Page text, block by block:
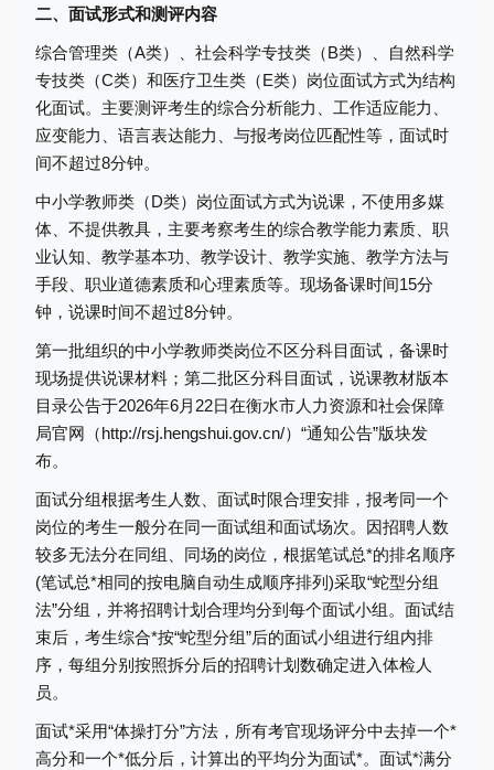
二、面试形式和测评内容
综合管理类（A类）、社会科学专技类（B类）、自然科学
专技类（C类）和医疗卫生类（E类）岗位面试方式为结构
化面试。主要测评考生的综合分析能力、工作适应能力、
应变能力、语言表达能力、与报考岗位匹配性等，面试时
间不超过8分钟。
中小学教师类（D类）岗位面试方式为说课，不使用多媒
体、不提供教具，主要考察考生的综合教学能力素质、职
业认知、教学基本功、教学设计、教学实施、教学方法与
手段、职业道德素质和心理素质等。现场备课时间15分
钟，说课时间不超过8分钟。
第一批组织的中小学教师类岗位不区分科目面试，备课时
现场提供说课材料；第二批区分科目面试，说课教材版本
目录公告于2026年6月22日在衡水市人力资源和社会保障
局官网（http://rsj.hengshui.gov.cn/）“通知公告”版块发
布。
面试分组根据考生人数、面试时限合理安排，报考同一个
岗位的考生一般分在同一面试组和面试场次。因招聘人数
较多无法分在同组、同场的岗位，根据笔试总*的排名顺序
(笔试总*相同的按电脑自动生成顺序排列)采取“蛇型分组
法”分组，并将招聘计划合理均分到每个面试小组。面试结
束后，考生综合*按“蛇型分组”后的面试小组进行组内排
序，每组分别按照拆分后的招聘计划数确定进入体检人
员。
面试*采用“体操打分”方法，所有考官现场评分中去掉一个*
高分和一个*低分后，计算出的平均分为面试*。面试*满分